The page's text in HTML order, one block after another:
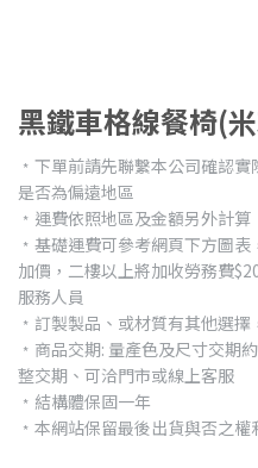
黑鐵車格線餐椅(
﹡下單前請先聯繫本公司確認
是否為偏遠地區
﹡運費依照地區及金額另外計算
﹡基礎運費可參考網頁下方圖
加價，二樓以上將加收勞務費
服務人員
﹡訂製製品、或材質有其他選
﹡商品交期: 量產色及尺寸交期
整交期、可洽門市或線上客服
﹡結構體保固一年
﹡本網站保留最後出貨與否之權